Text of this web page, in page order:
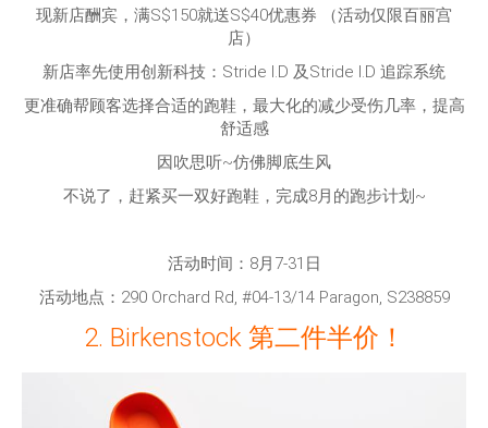
现新店酬宾，满S$150就送S$40优惠券 （活动仅限百丽宫
店）
新店率先使用创新科技：Stride I.D 及Stride I.D 追踪系统
更准确帮顾客选择合适的跑鞋，最大化的减少受伤几率，提高
舒适感
因吹思听~仿佛脚底生风
不说了，赶紧买一双好跑鞋，完成8月的跑步计划~
活动时间：8月7-31日
活动地点：290 Orchard Rd, #04-13/14 Paragon, S238859
2. Birkenstock 第二件半价！